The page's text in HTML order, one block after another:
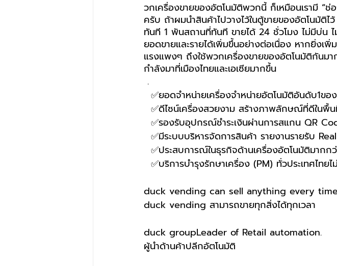
วกเครื่องขายของอัตโนมัติพวกนี้ ก็เหมือนเรามี “
ครับ ถ้าผมนำสินค้าไปวางไว้ในตู้ขายของอัตโนมั
ทันที 1 พันสถานที่ทันที ขายได้ 24 ชั่วโมง ไม่มีบ่น
ยอดขายและรายได้เพิ่มขึ้นอย่างต่อเนื่อง หากยิ่งเ
แรงแพงๆ ถึงใช้พวกเครื่องขายของอัตโนมัติกันม
กำลังมาที่เมืองไทยและเอเซียมากขึ้น
.
✅ยอดจำหน่ายเครื่องจำหน่ายอัตโนมัติอันดับ1ขอ
✅ดีไซน์เครื่องสวยงาม สร้างภาพลักษณ์ที่ดีในพื้
✅รองรับอุปกรณ์ชำระเงินผ่านการสแกน QR
✅มีระบบบริหารจัดการสินค้า รายงานรายรับ
✅ประสบการณ์ในธุรกิจด้านเครื่องอัตโนมัติมากก
✅บริการบำรุงรักษาเครื่อง (PM) ทั่วประเทศไท
duck vending can sell anything every
duck vending สามารถขายทุกสิ่งได้ทุกเวลา
duck groupLeader of Retail automation.
ผู้นำด้านค้าปลีกอัตโนมัติ